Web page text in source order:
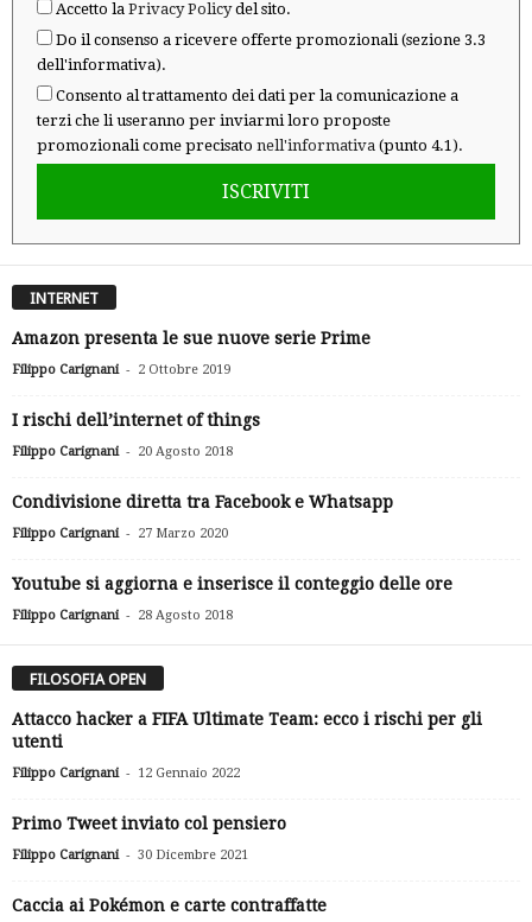
Accetto la Privacy Policydel sito.
Do il consenso a ricevere offerte promozionali (sezione 3.3
dell'informativa).
Consento al trattamento dei dati per la comunicazione a
terzi che li useranno per inviarmi loro proposte
promozionali come precisato nell'informativa (punto 4.1).
ISCRIVITI
INTERNET
Amazon presenta le sue nuove serie Prime
Filippo Carignani - 2 Ottobre 2019
I rischi dell’internet of things
Filippo Carignani - 20 Agosto 2018
Condivisione diretta tra Facebook e Whatsapp
Filippo Carignani - 27 Marzo 2020
Youtube si aggiorna e inserisce il conteggio delle ore
Filippo Carignani - 28 Agosto 2018
FILOSOFIA OPEN
Attacco hacker a FIFA Ultimate Team: ecco i rischi per gli
utenti
Filippo Carignani - 12 Gennaio 2022
Primo Tweet inviato col pensiero
Filippo Carignani - 30 Dicembre 2021
Caccia ai Pokémon e carte contraffatte